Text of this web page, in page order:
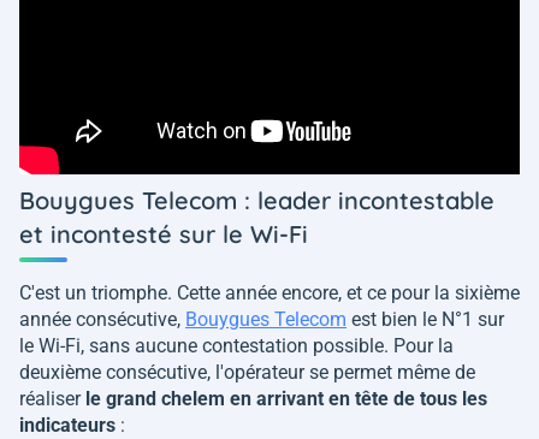
Bouygues Telecom : leader incontestable
et incontesté sur le Wi-Fi
C'est un triomphe. Cette année encore, et ce pour la sixième
année consécutive, Bouygues Telecom est bien le N°1 sur
le Wi-Fi, sans aucune contestation possible. Pour la
deuxième consécutive, l'opérateur se permet même de
réaliser le grand chelem en arrivant en tête de tous les
indicateurs :